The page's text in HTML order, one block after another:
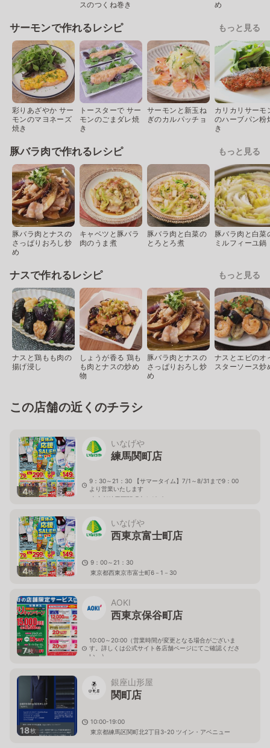
スのつくね巻き
め
サーモンで作れるレシピ もっと見る
彩りあざやか サー
モンのマヨネーズ
焼き
トースターで サー
モンのごまダレ焼
き
サーモンと新玉ね
ぎのカルパッチョ
カリカリサーモ
のハーブパン粉
き
豚バラ肉で作れるレシピ もっと見る
豚バラ肉とナスの
さっぱりおろし炒
め
キャベツと豚バラ
肉のうま煮
豚バラ肉と白菜の
とろとろ煮
豚バラ肉と白菜
ミルフィーユ鍋
ナスで作れるレシピ もっと見る
ナスと鶏もも肉の
揚げ浸し
しょうが香る 鶏も
も肉とナスの炒め
物
豚バラ肉とナスの
さっぱりおろし炒
め
ナスとエビのオ
スターソース炒
この店舗の近くのチラシ
4枚
いなげや
練馬関町店
9：30～21：30 【サマータイム】7/1～8/31まで9：00
より営業いたします
東京都練馬区関町南4-19-8
4枚
いなげや
西東京富士町店
9：00～21：30
東京都西東京市富士町6－1－30
7枚
AOKI
西東京保谷町店
10:00～20:00（営業時間が変更となる場合がございま
す。詳しくは公式サイト各店舗ページにてご確認くださ
い。）
18枚
銀座山形屋
関町店
10:00-19:00
東京都練馬区関町北2丁目3-20 ツイン・アベニュー